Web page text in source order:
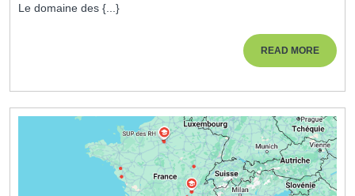
Développez
Expertise
Le domaine des {...}
READ MOREREAD
MORE